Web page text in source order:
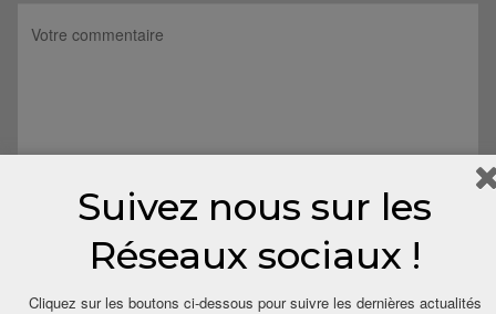
Suivez nous sur les
Réseaux sociaux !
Cliquez sur les boutons ci-dessous pour suivre les dernières actualités